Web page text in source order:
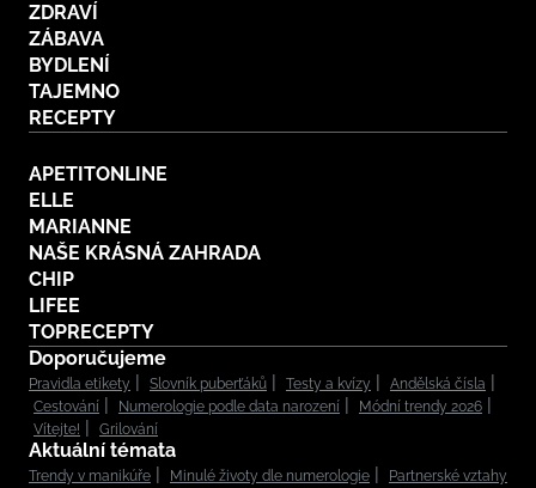
ZDRAVÍ
ZÁBAVA
BYDLENÍ
TAJEMNO
RECEPTY
APETITONLINE
ELLE
MARIANNE
NAŠE KRÁSNÁ ZAHRADA
CHIP
LIFEE
TOPRECEPTY
Doporučujeme
Pravidla etikety Slovník puberťáků Testy a kvízy
Andělská čísla
Cestování
Numerologie podle data narození
Módní trendy 2026
Vítejte!
Grilování
Aktuální témata
Trendy v manikúře Minulé životy dle numerologie
Partnerské vztahy